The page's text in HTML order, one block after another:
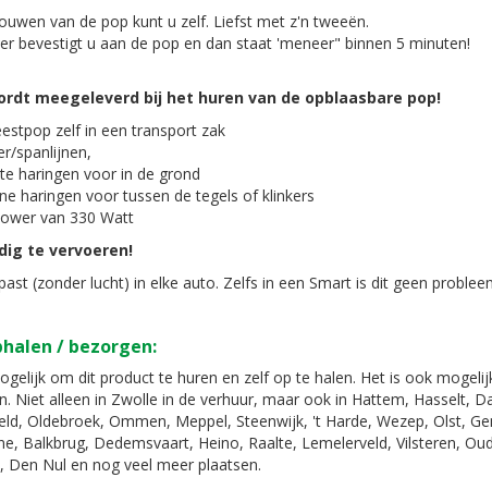
van de pop kunt u zelf. Liefst met z'n tweeën.
bevestigt u aan de pop en dan staat 'meneer" binnen 5 minuten!
meegeleverd bij het huren van de opblaasbare pop!
zelf in een transport zak
spanlijnen,
haringen voor in de grond
haringen voor tussen de tegels of klinkers
van 330 Watt
te vervoeren!
(zonder lucht) in elke auto. Zelfs in een Smart is dit geen
/ bezorgen:
om dit product te huren en zelf op te halen. Het is ook
Niet alleen in Zwolle in de verhuur, maar ook in Hattem, Hasselt,
Oldebroek, Ommen, Meppel, Steenwijk, 't Harde, Wezep, Olst,
Balkbrug, Dedemsvaart, Heino, Raalte, Lemelerveld, Vilsteren,
Den Nul en nog veel meer plaatsen.